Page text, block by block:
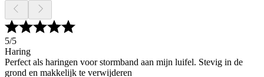
5/5
Haring
Perfect als haringen voor stormband aan mijn luifel. Stevig in de
grond en makkelijk te verwijderen